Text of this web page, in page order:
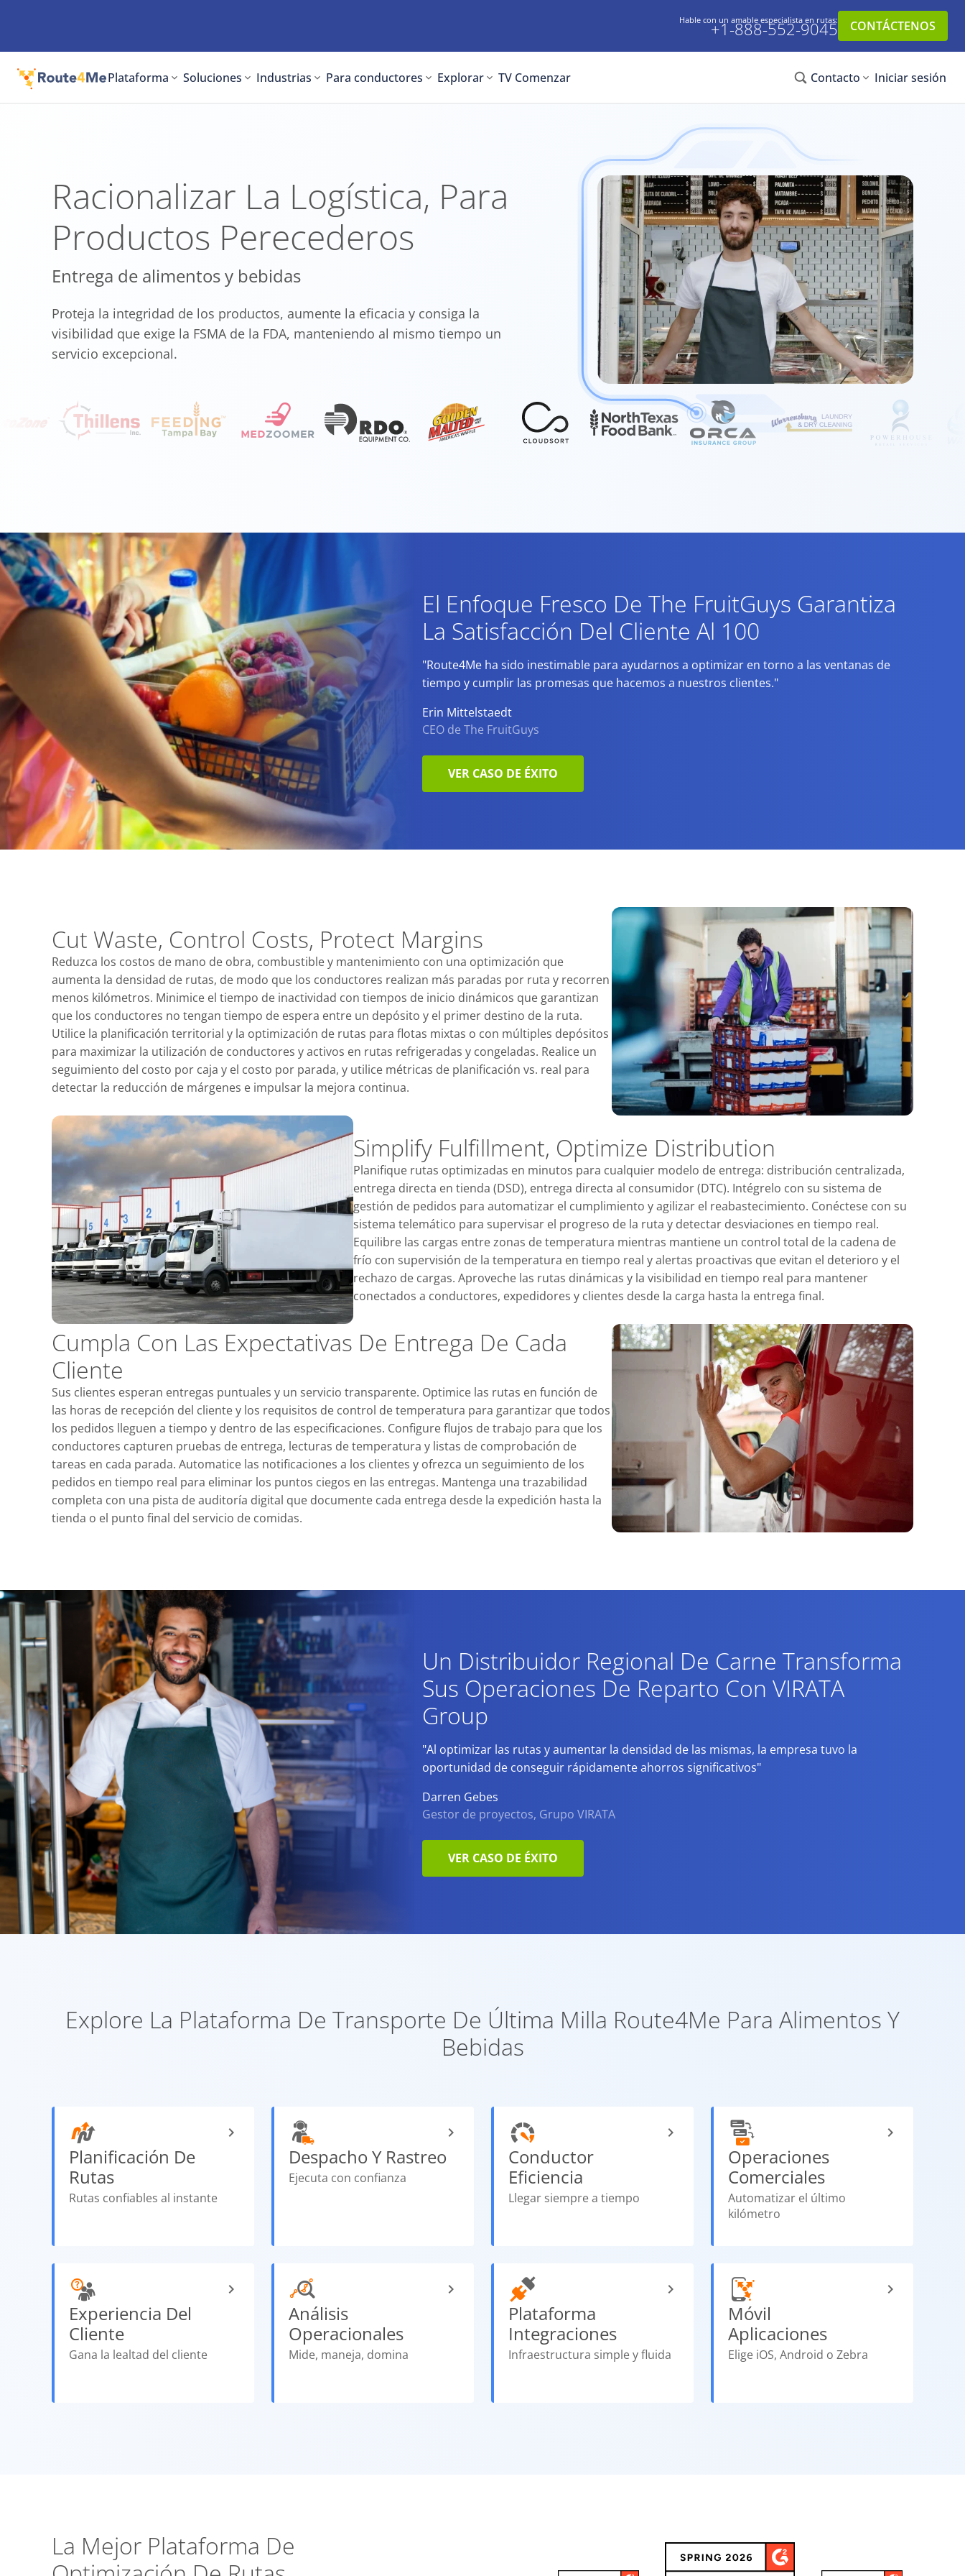
Hable con un amable especialista en rutas:
+1-888-552-9045 CONTÁCTENOS
Plataforma Soluciones Industrias Para conductores Explorar TV Comenzar Contacto Iniciar sesión
Racionalizar La Logística, Para
Productos Perecederos
Entrega de alimentos y bebidas
Proteja la integridad de los productos, aumente la eficacia y consiga la
visibilidad que exige la FSMA de la FDA, manteniendo al mismo tiempo un
servicio excepcional.
El Enfoque Fresco De The FruitGuys Garantiza
La Satisfacción Del Cliente Al 100
"Route4Me ha sido inestimable para ayudarnos a optimizar en torno a las ventanas de
tiempo y cumplir las promesas que hacemos a nuestros clientes."
Erin Mittelstaedt
CEO de The FruitGuys
VER CASO DE ÉXITO
Cut Waste, Control Costs, Protect Margins
Reduzca los costos de mano de obra, combustible y mantenimiento con una optimización que
aumenta la densidad de rutas, de modo que los conductores realizan más paradas por ruta y recorren
menos kilómetros. Minimice el tiempo de inactividad con tiempos de inicio dinámicos que garantizan
que los conductores no tengan tiempo de espera entre un depósito y el primer destino de la ruta.
Utilice la planificación territorial y la optimización de rutas para flotas mixtas o con múltiples depósitos
para maximizar la utilización de conductores y activos en rutas refrigeradas y congeladas. Realice un
seguimiento del costo por caja y el costo por parada, y utilice métricas de planificación vs. real para
detectar la reducción de márgenes e impulsar la mejora continua.
Simplify Fulfillment, Optimize Distribution
Planifique rutas optimizadas en minutos para cualquier modelo de entrega: distribución centralizada,
entrega directa en tienda (DSD), entrega directa al consumidor (DTC). Intégrelo con su sistema de
gestión de pedidos para automatizar el cumplimiento y agilizar el reabastecimiento. Conéctese con su
sistema telemático para supervisar el progreso de la ruta y detectar desviaciones en tiempo real.
Equilibre las cargas entre zonas de temperatura mientras mantiene un control total de la cadena de
frío con supervisión de la temperatura en tiempo real y alertas proactivas que evitan el deterioro y el
rechazo de cargas. Aproveche las rutas dinámicas y la visibilidad en tiempo real para mantener
conectados a conductores, expedidores y clientes desde la carga hasta la entrega final.
Cumpla Con Las Expectativas De Entrega De Cada
Cliente
Sus clientes esperan entregas puntuales y un servicio transparente. Optimice las rutas en función de
las horas de recepción del cliente y los requisitos de control de temperatura para garantizar que todos
los pedidos lleguen a tiempo y dentro de las especificaciones. Configure flujos de trabajo para que los
conductores capturen pruebas de entrega, lecturas de temperatura y listas de comprobación de
tareas en cada parada. Automatice las notificaciones a los clientes y ofrezca un seguimiento de los
pedidos en tiempo real para eliminar los puntos ciegos en las entregas. Mantenga una trazabilidad
completa con una pista de auditoría digital que documente cada entrega desde la expedición hasta la
tienda o el punto final del servicio de comidas.
Un Distribuidor Regional De Carne Transforma
Sus Operaciones De Reparto Con VIRATA
Group
"Al optimizar las rutas y aumentar la densidad de las mismas, la empresa tuvo la
oportunidad de conseguir rápidamente ahorros significativos"
Darren Gebes
Gestor de proyectos, Grupo VIRATA
VER CASO DE ÉXITO
Explore La Plataforma De Transporte De Última Milla Route4Me Para Alimentos Y
Bebidas
Planificación De
Rutas
Rutas confiables al instante
Despacho Y Rastreo
Ejecuta con confianza
Conductor
Eficiencia
Llegar siempre a tiempo
Operaciones
Comerciales
Automatizar el último
kilómetro
Experiencia Del
Cliente
Gana la lealtad del cliente
Análisis
Operacionales
Mide, maneja, domina
Plataforma
Integraciones
Infraestructura simple y fluida
Móvil
Aplicaciones
Elige iOS, Android o Zebra
La Mejor Plataforma De